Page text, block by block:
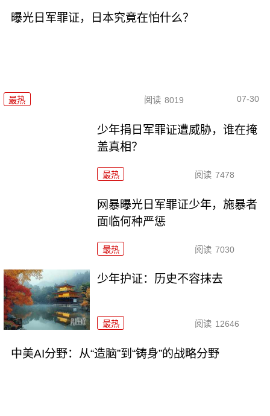
曝光日军罪证，日本究竟在怕什么？
最热 阅读 8019 07-30
少年捐日军罪证遭威胁，谁在掩
盖真相？
最热 阅读 7478
网暴曝光日军罪证少年，施暴者
面临何种严惩
最热 阅读 7030
少年护证：历史不容抹去
最热 阅读 12646
中美AI分野：从“造脑”到“铸身”的战略分野